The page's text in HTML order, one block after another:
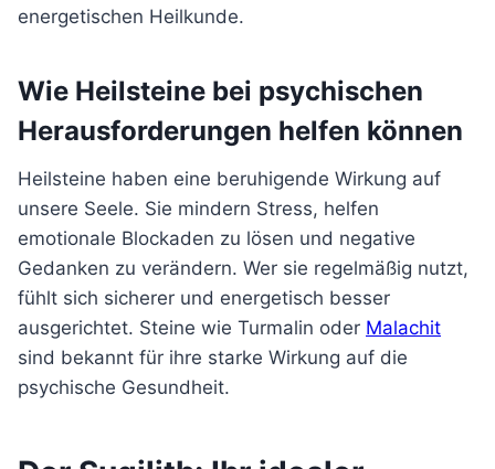
energetischen Heilkunde.
Wie Heilsteine bei psychischen
Herausforderungen helfen können
Heilsteine haben eine beruhigende Wirkung auf
unsere Seele. Sie mindern Stress, helfen
emotionale Blockaden zu lösen und negative
Gedanken zu verändern. Wer sie regelmäßig nutzt,
fühlt sich sicherer und energetisch besser
ausgerichtet. Steine wie Turmalin oder Malachit
sind bekannt für ihre starke Wirkung auf die
psychische Gesundheit.